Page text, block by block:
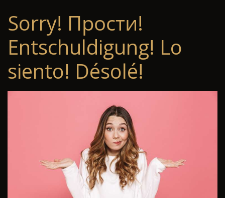
Sorry! Прости!
Entschuldigung! Lo
siento! Désolé!